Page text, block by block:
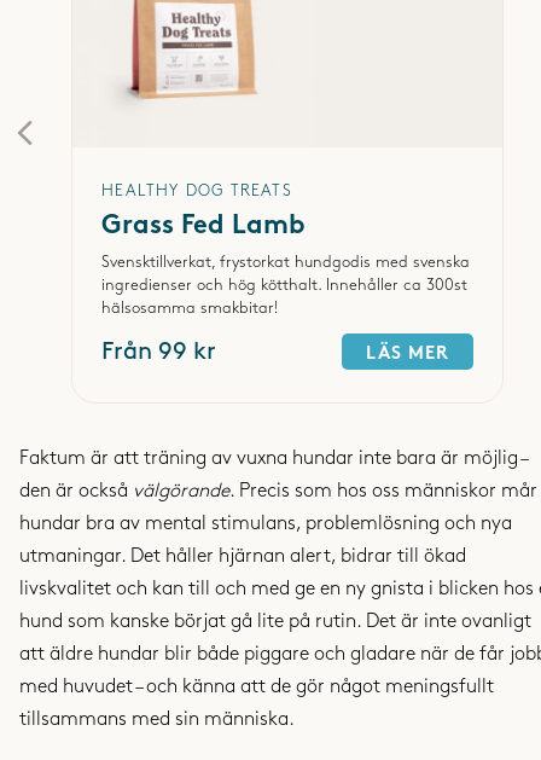
HEALTHY DOG TREATS
Grass Fed Lamb
Svensktillverkat, frystorkat hundgodis med svenska
ingredienser och hög kötthalt. Innehåller ca 300st
hälsosamma smakbitar!
Från 99 kr LÄS MER
Faktum är att träning av vuxna hundar inte bara är möjlig –
den är också välgörande. Precis som hos oss människor mår
hundar bra av mental stimulans, problemlösning och nya
utmaningar. Det håller hjärnan alert, bidrar till ökad
livskvalitet och kan till och med ge en ny gnista i blicken hos
hund som kanske börjat gå lite på rutin. Det är inte ovanligt
att äldre hundar blir både piggare och gladare när de får
med huvudet – och känna att de gör något meningsfullt
tillsammans med sin människa.